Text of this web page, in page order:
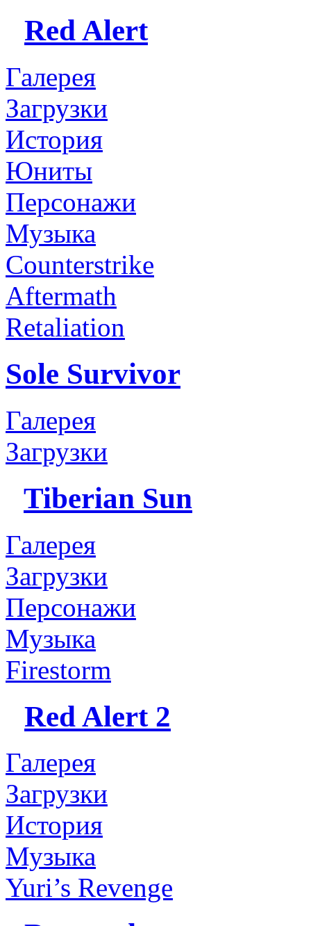
Red Alert
Галерея
Загрузки
История
Юниты
Персонажи
Музыка
Counterstrike
Aftermath
Retaliation
Sole Survivor
Галерея
Загрузки
Tiberian Sun
Галерея
Загрузки
Персонажи
Музыка
Firestorm
Red Alert 2
Галерея
Загрузки
История
Музыка
Yuri’s Revenge